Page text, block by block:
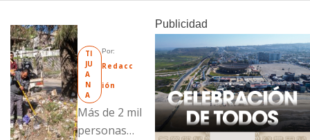
TI
JU
A
N
A
Por:
Redacc
ión
Más de 2 mil
personas
Publicidad